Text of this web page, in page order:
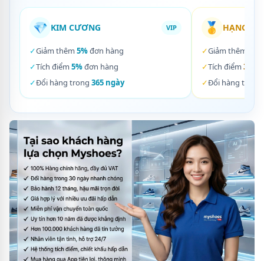
💎 KIM CƯƠNG VIP
✓Giảm thêm 5%đơn hàng
✓Tích điểm 5%đơn hàng
✓Đổi hàng trong 365 ngày
🥇 HẠNG
✓Giảm thêm
✓Tích điểm 3%
✓Đổi hàng trong